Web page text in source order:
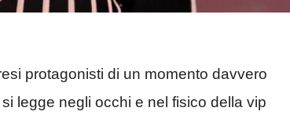
protagonisti di un momento davvero
legge negli occhi e nel fisico della vip